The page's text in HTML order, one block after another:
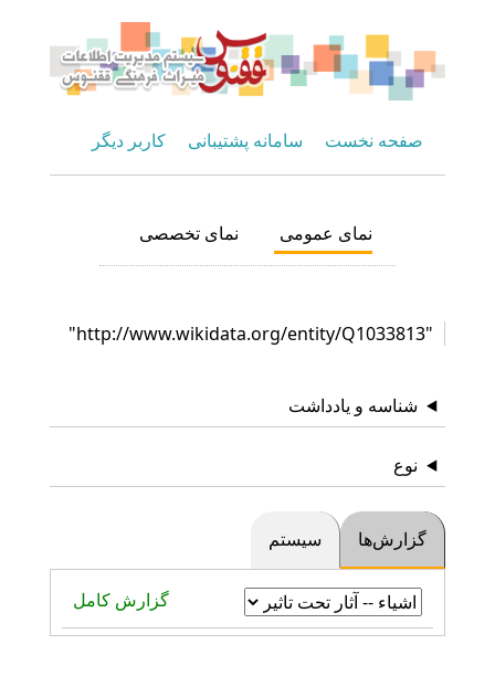
صفحه نخست سامانه پشتیبانی کاربر دیگر
نمای عمومی نمای تخصصی
"http://www.wikidata.org/entity/Q1033813"
شناسه و یادداشت
نوع
گزارش‌ها سیستم
گزارش کامل